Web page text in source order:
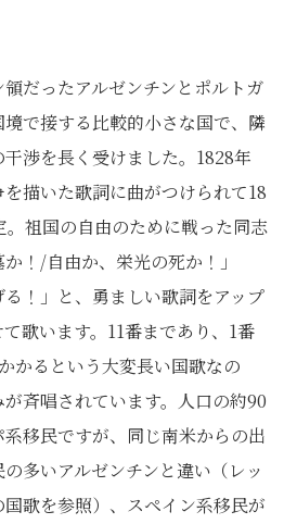
だったアルゼンチンとポルトガ
で接する比較的小さな国で、隣
渉を長く受けました。1828年
描いた歌詞に曲がつけられて18
祖国の自由のために戦った同志
！/自由か、栄光の死か！」
る！」と、勇ましい歌詞をアップ
歌います。11番まであり、1番
かるという大変長い国歌なの
斉唱されています。人口の約90
移民ですが、同じ南米からの出
多いアルゼンチンと違い（レッ
歌を参照）、スペイン系移民が